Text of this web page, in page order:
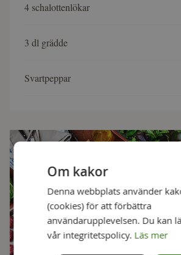
4 schalottenlökar
3 dl grädde
Svartpeppar
Om kakor
Denna webbplats använder
(cookies) för att förbättra
användarupplevelsen. Du kan
vår integritetspolicy. Läs mer